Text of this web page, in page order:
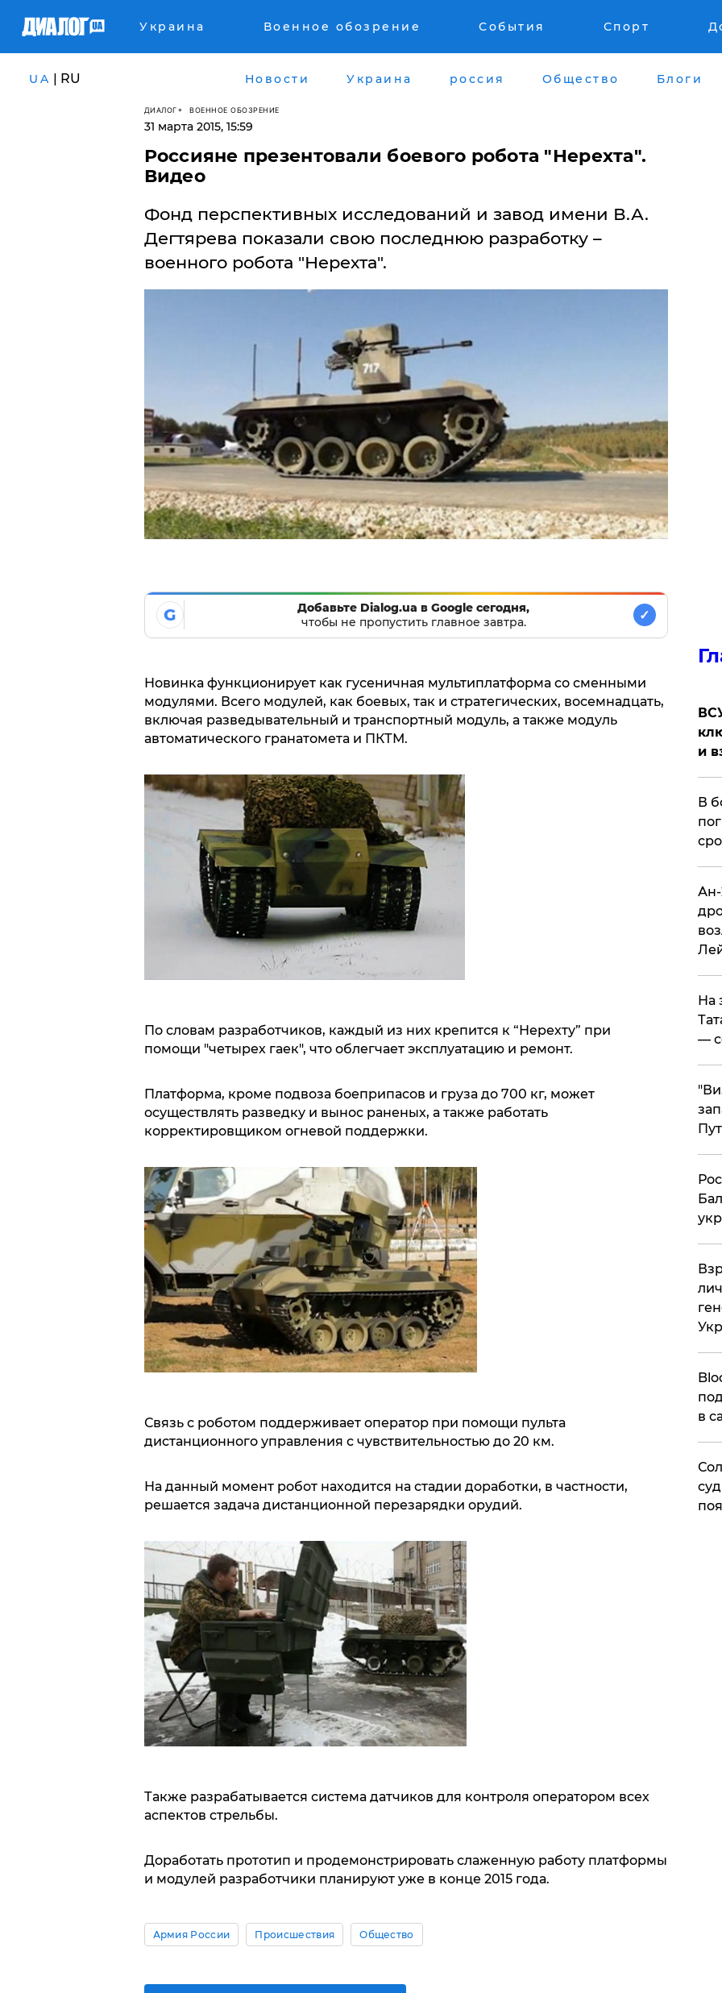
Украина Военное обозрение События Спорт
UA | RU Новости Украина россия Общество Блоги
ДИАЛОГ ВОЕННОЕ ОБОЗРЕНИЕ
31 марта 2015, 15:59
Россияне презентовали боевого робота "Нерехта".
Видео
Фонд перспективных исследований и завод имени В.А.
Дегтярева показали свою последнюю разработку –
военного робота "Нерехта".
G
Добавьте Dialog.ua в Google сегодня,
чтобы не пропустить главное завтра.
✓
Новинка функционирует как гусеничная мультиплатформа со сменными
модулями. Всего модулей, как боевых, так и стратегических, восемнадцать,
включая разведывательный и транспортный модуль, а также модуль
автоматического гранатомета и ПКТМ.
По словам разработчиков, каждый из них крепится к “Нерехту” при
помощи "четырех гаек", что облегчает эксплуатацию и ремонт.
Платформа, кроме подвоза боеприпасов и груза до 700 кг, может
осуществлять разведку и вынос раненых, а также работать
корректировщиком огневой поддержки.
Связь с роботом поддерживает оператор при помощи пульта
дистанционного управления с чувствительностью до 20 км.
На данный момент робот находится на стадии доработки, в частности,
решается задача дистанционной перезарядки орудий.
Также разрабатывается система датчиков для контроля оператором всех
аспектов стрельбы.
Доработать прототип и продемонстрировать слаженную работу платформы
и модулей разработчики планируют уже в конце 2015 года.
Армия России Происшествия Общество
и
В
Ан-
На
—
в